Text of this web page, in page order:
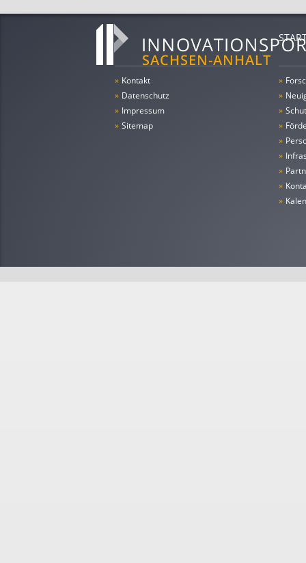
» Kontakt
» Datenschutz
» Impressum
» Sitemap
»
»
»
»
»
»
»
»
»